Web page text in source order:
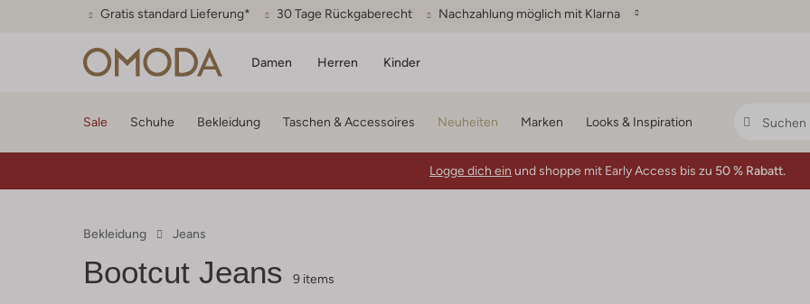
Gratis standard Lieferung* 30 Tage Rückgaberecht Nachzahlung möglich mit Klarna
Damen Herren Kinder
Sale Schuhe Bekleidung Taschen & Accessoires Neuheiten Marken Looks & Inspiration
Logge dich ein und shoppe mit Early Access bis zu 50 % Rabatt.
Bekleidung Jeans
Bootcut Jeans 9 items